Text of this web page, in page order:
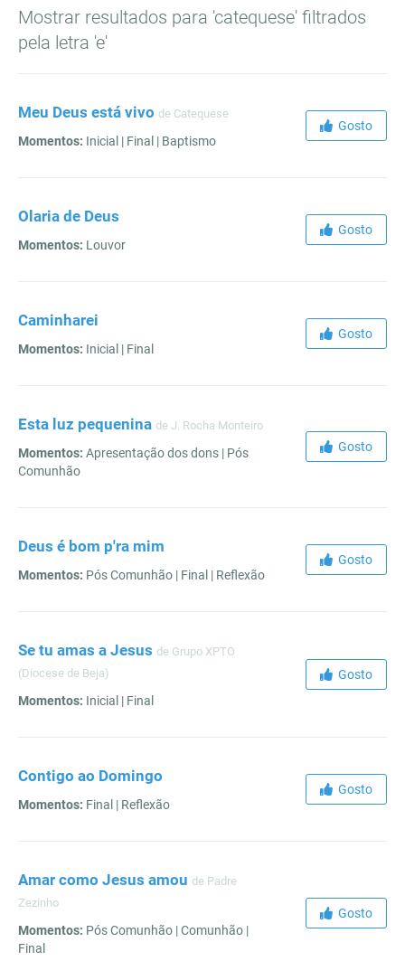
Mostrar resultados para 'catequese' filtrados
pela letra 'e'
Meu Deus está vivo de Catequese
Momentos: Inicial | Final | Baptismo
Gosto
Olaria de Deus
Momentos: Louvor
Gosto
Caminharei
Momentos: Inicial | Final
Gosto
Esta luz pequenina de J. Rocha Monteiro
Momentos: Apresentação dos dons | Pós
Comunhão
Gosto
Deus é bom p'ra mim
Momentos: Pós Comunhão | Final | Reflexão
Gosto
Se tu amas a Jesus de Grupo XPTO
(Diocese de Beja)
Momentos: Inicial | Final
Gosto
Contigo ao Domingo
Momentos: Final | Reflexão
Gosto
Amar como Jesus amou de Padre
Zezinho
Momentos: Pós Comunhão | Comunhão |
Final
Gosto